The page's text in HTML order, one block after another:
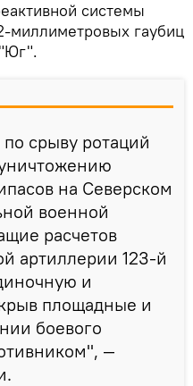
системы
миллиметровых гаубиц
срыву ротаций
на Северском
военной
расчетов
артиллерии 123-й
и
площадные и
боевого
—